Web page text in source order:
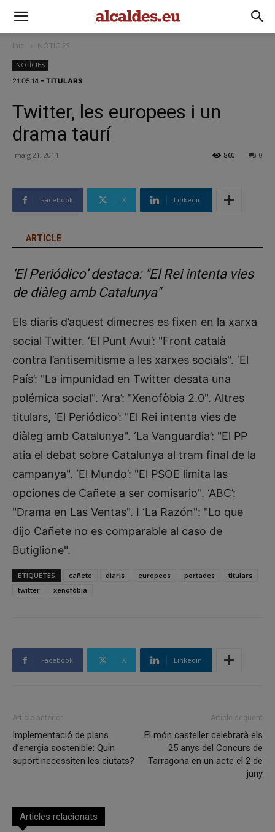
Inici NOTÍCIES
NOTÍCIES
21.05.14 – TITULARS
Twitter, les europees i un
drama taurí
maig 21, 2014 0
860
Facebook X Linkedin
ARTICLE
‘El Periódico’ destaca: "El Rei intenta vies
de diàleg amb Catalunya"
Els diaris d’aquest dimecres es fixen en la xarxa
social Twitter. ‘El Punt Avui’: "Front català
contra l’antisemitisme a les xarxes socials". ‘El
País’: "La impunidad en Twitter desata una
polémica social". ‘Ara’: "Xenofòbia 2.0". Altres
titulars, ‘El Periódico’: "El Rei intenta vies de
diàleg amb Catalunya". ‘La Vanguardia’: "El PP
atia el debat sobre Catalunya al tram final de la
campanya". ‘El Mundo’: "El PSOE limita las
opciones de Cañete a ser comisario". ‘ABC’:
"Drama en Las Ventas". I ‘La Razón": "Lo que
dijo Cañete no es comparable al caso de
Butiglione".
ETIQUETES cañete diaris europees portades
titulars
twitter
xenofòbia
Facebook X Linkedin
Article anterior
Implementació de plans
d’energia sostenible: Quin
suport necessiten les ciutats?
Article següent
El món casteller celebrarà els
25 anys del Concurs de
Tarragona en un acte el 2 de
juny
Articles relacionats